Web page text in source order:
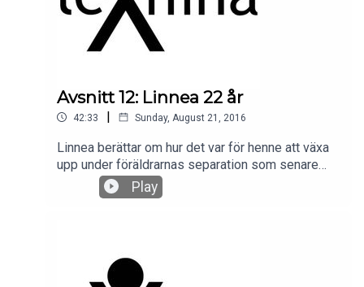
Avsnitt 12: Linnea 22 år
42:33 | Sunday, August 21, 2016
Linnea berättar om hur det var för henne att växa
upp under föräldrarnas separation som senare
ledde till en vårdnadstvist. Linnea var 8 år och nu
14 år senare delar hon med sig av sina
Play